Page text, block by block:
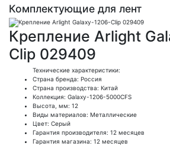
Комплектующие для лент
Крепление Arlight
Clip 029409
Технические характеристики:
Страна бренда: Россия
Страна производства: Китай
Коллекция: Galaxy-1206-5000CFS
Высота, мм: 12
Виды материалов: Металлические
Цвет: Серый
Гарантия производителя: 12 месяцев
Гарантия магазина: 12 месяцев